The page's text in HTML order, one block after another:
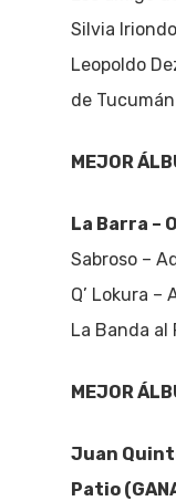
Silvia
Leopoldo
de
MEJOR
La Barra –
Sabroso –
Q’ Lokura –
La Banda al
MEJOR
Juan
Patio